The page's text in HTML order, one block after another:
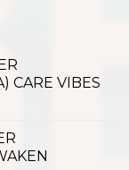
CARE VIBES